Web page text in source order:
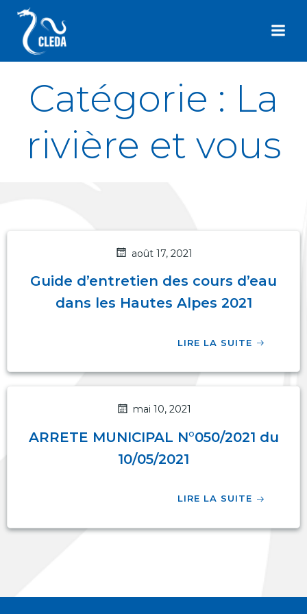
Catégorie : La
rivière et vous
août 17, 2021
Guide d’entretien des cours d’eau
dans les Hautes Alpes 2021
LIRE LA SUITE
mai 10, 2021
ARRETE MUNICIPAL N°050/2021 du
10/05/2021
LIRE LA SUITE